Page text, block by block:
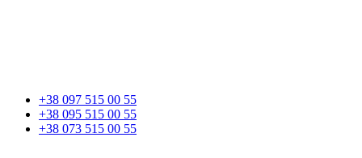
+38 097 515 00 55
+38 095 515 00 55
+38 073 515 00 55